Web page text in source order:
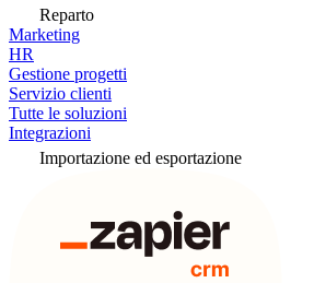
Reparto
Marketing
HR
Gestione progetti
Servizio clienti
Tutte le soluzioni
Integrazioni
Importazione ed esportazione